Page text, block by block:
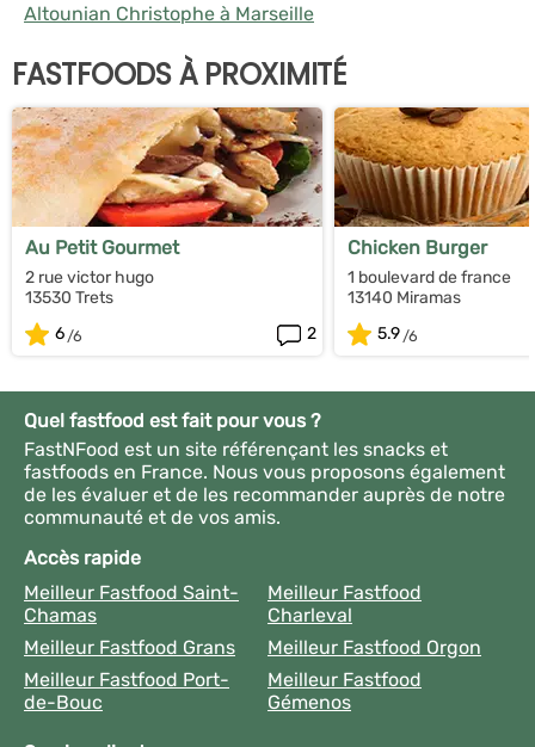
Altounian Christophe à Marseille
FASTFOODS À PROXIMITÉ
Au Petit Gourmet
2 rue victor hugo
13530 Trets
6
2
Chicken Burger
1 boulevard de france
13140 Miramas
5.9
Quel fastfood est fait pour vous ?
FastNFood est un site référençant les snacks et
fastfoods en France. Nous vous proposons également
de les évaluer et de les recommander auprès de notre
communauté et de vos amis.
Accès rapide
Meilleur Fastfood Saint-
Chamas
Meilleur Fastfood
Charleval
Meilleur Fastfood Grans
Meilleur Fastfood Orgon
Meilleur Fastfood Port-
de-Bouc
Meilleur Fastfood
Gémenos